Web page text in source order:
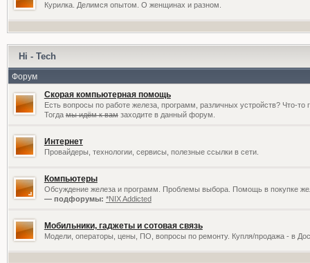
Курилка. Делимся опытом. О женщинах и разном.
Hi - Tech
Форум
Скорая компьютерная помощь
Есть вопросы по работе железа, программ, различных устройств? Что-то
Тогдамы идём к вамзаходите в данный форум.
Интернет
Провайдеры, технологии, сервисы, полезные ссылки в сети.
Компьютеры
Обсуждение железа и программ. Проблемы выбора. Помощь в покупке
— подфорумы: *NIX Addicted
Мобильники, гаджеты и сотовая связь
Модели, операторы, цены, ПО, вопросы по ремонту. Купля/продажа - в